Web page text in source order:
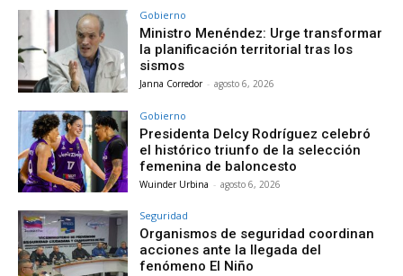
Gobierno
Ministro Menéndez: Urge transformar
la planificación territorial tras los
sismos
Janna Corredor - agosto 6, 2026
Gobierno
Presidenta Delcy Rodríguez celebró
el histórico triunfo de la selección
femenina de baloncesto
Wuinder Urbina - agosto 6, 2026
Seguridad
Organismos de seguridad coordinan
acciones ante la llegada del
fenómeno El Niño